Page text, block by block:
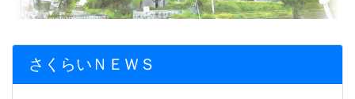
さくらいＮＥＷＳ